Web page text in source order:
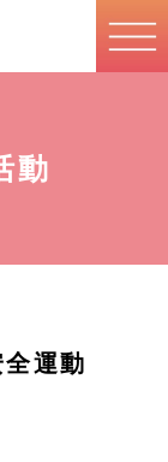
動
運動